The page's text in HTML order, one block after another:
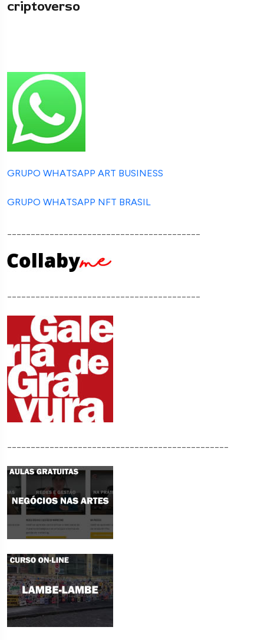
criptoverso
GRUPO WHATSAPP ART BUSINESS
GRUPO WHATSAPP NFT BRASIL